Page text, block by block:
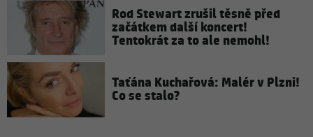
Rod Stewart zrušil těsně před
začátkem další koncert!
Tentokrát za to ale nemohl!
Taťána Kuchařová: Malér v Plzni!
Co se stalo?